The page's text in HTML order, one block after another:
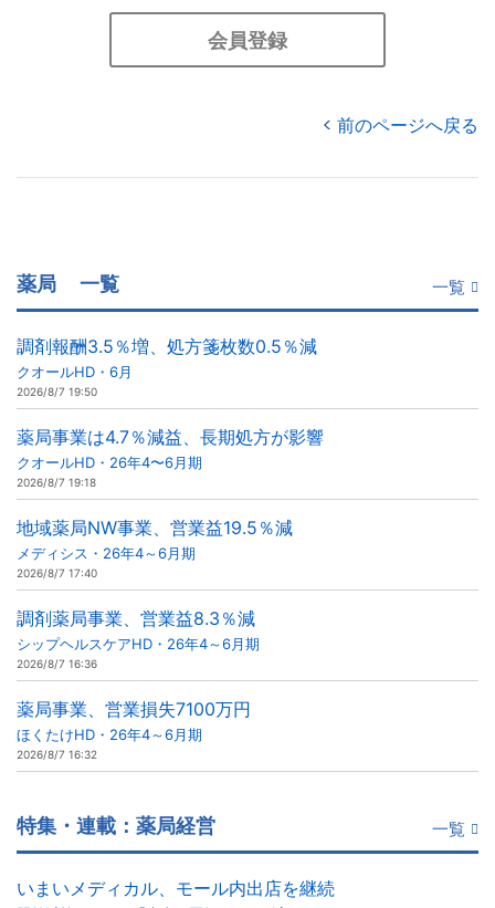
会員登録
前のページへ戻る
薬局 一覧 一覧
調剤報酬3.5％増、処方箋枚数0.5％減
クオールHD・6月
2026/8/7 19:50
薬局事業は4.7％減益、長期処方が影響
クオールHD・26年4〜6月期
2026/8/7 19:18
地域薬局NW事業、営業益19.5％減
メディシス・26年4～6月期
2026/8/7 17:40
調剤薬局事業、営業益8.3％減
シップヘルスケアHD・26年4～6月期
2026/8/7 16:36
薬局事業、営業損失7100万円
ほくたけHD・26年4～6月期
2026/8/7 16:32
特集・連載：薬局経営 一覧
いまいメディカル、モール内出店を継続